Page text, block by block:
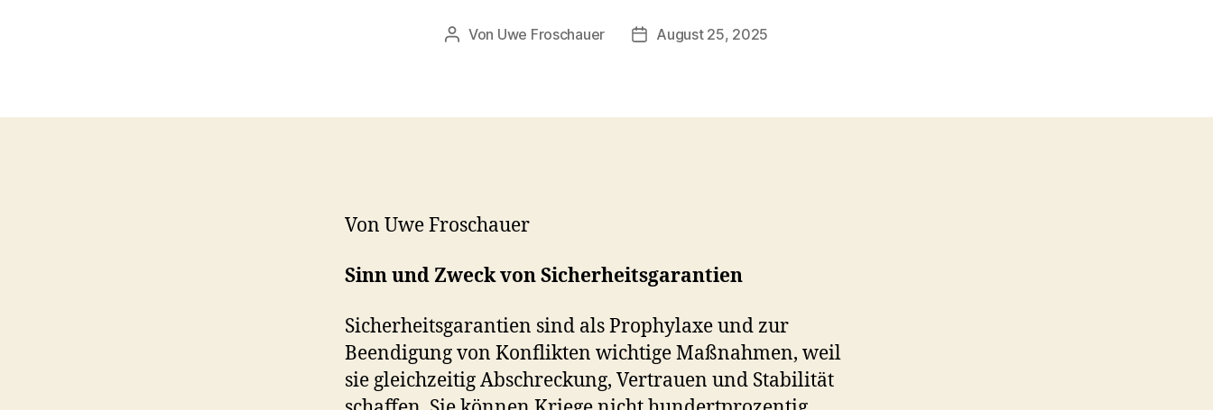
Beitragsautor
Von Uwe Froschauer Beitragsdatum
August 25, 2025
Von Uwe Froschauer
Sinn und Zweck von Sicherheitsgarantien
Sicherheitsgarantien sind als Prophylaxe und zur
Beendigung von Konflikten wichtige Maßnahmen, weil
sie gleichzeitig Abschreckung, Vertrauen und Stabilität